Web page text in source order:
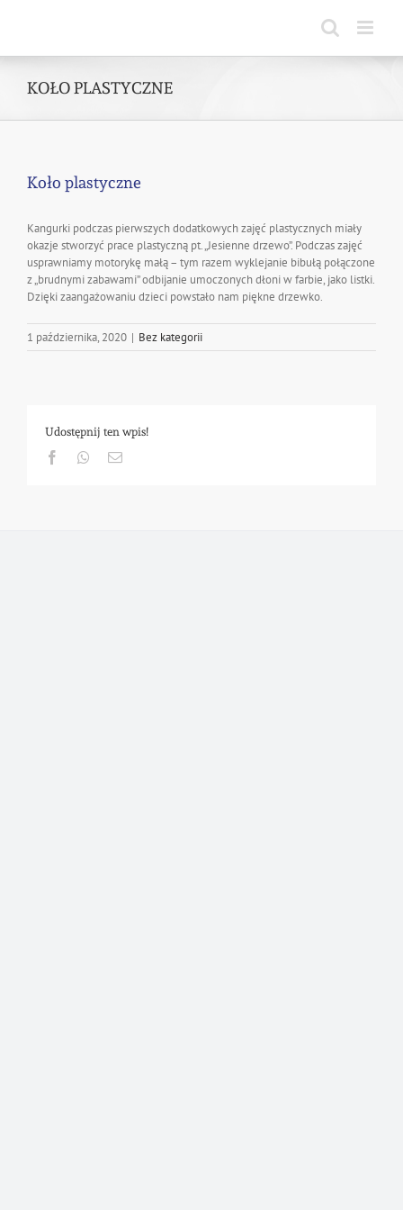
KOŁO PLASTYCZNE
Koło plastyczne
Kangurki podczas pierwszych dodatkowych zajęć plastycznych miały
okazje stworzyć prace plastyczną pt. „Jesienne drzewo”. Podczas zajęć
usprawniamy motorykę małą – tym razem wyklejanie bibułą połączone
z „brudnymi zabawami” odbijanie umoczonych dłoni w farbie, jako listki.
Dzięki zaangażowaniu dzieci powstało nam piękne drzewko.
1 października, 2020 | Bez kategorii
Udostępnij ten wpis!
FacebookWhatsapp
Email